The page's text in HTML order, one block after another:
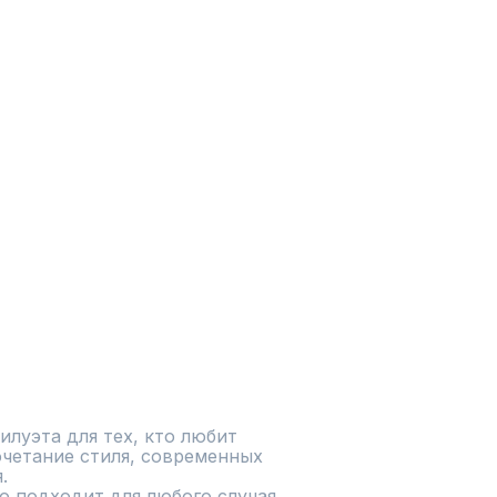
для тех, кто любит
стиля, современных